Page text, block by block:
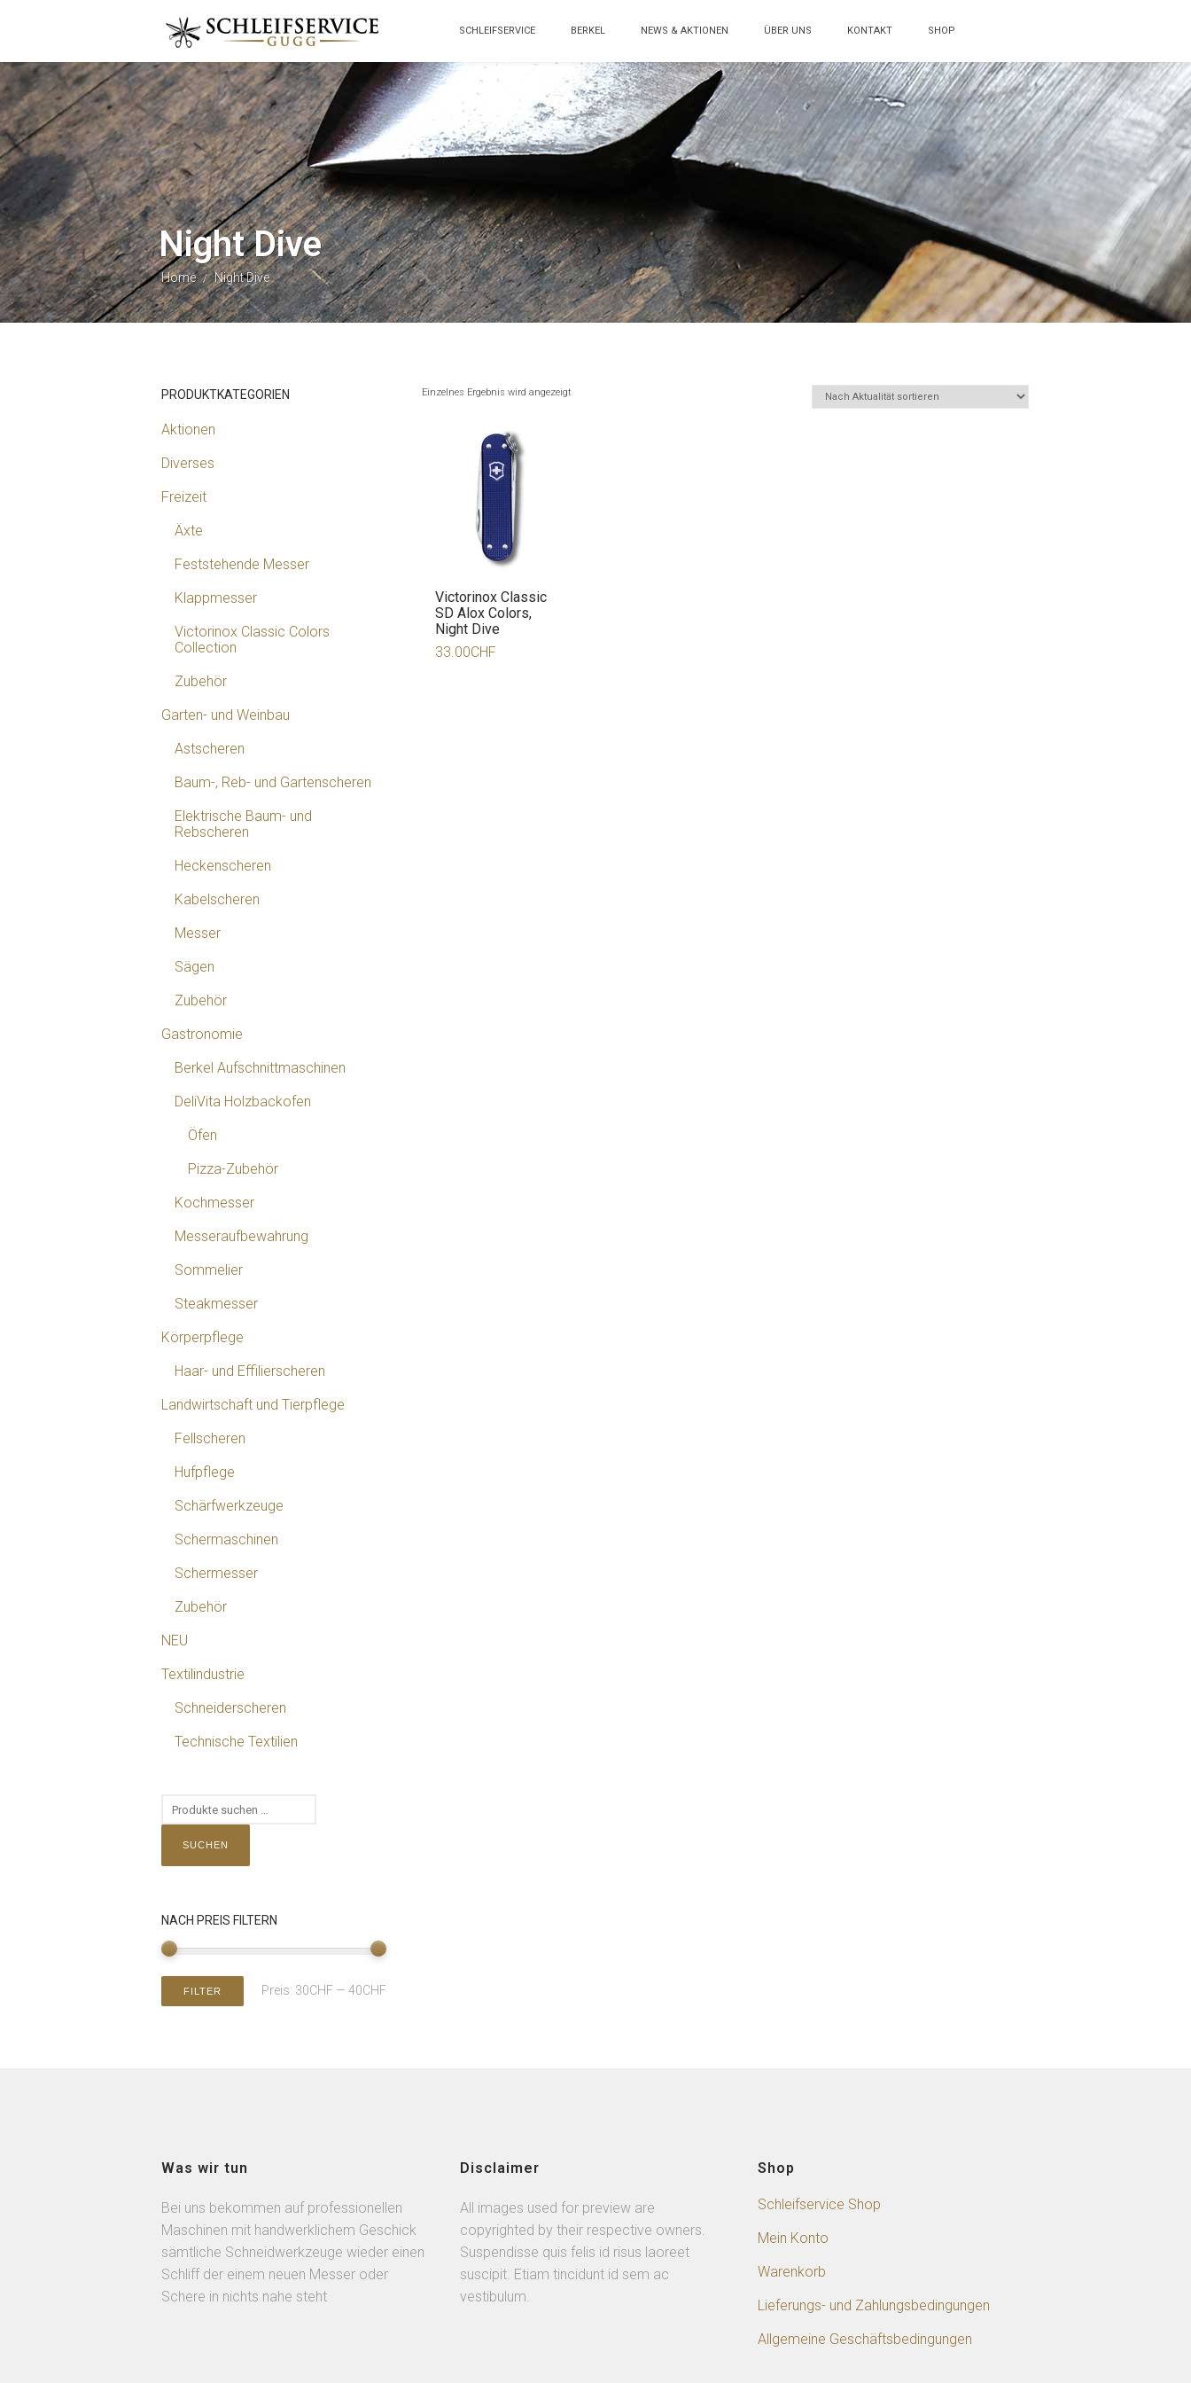
SCHLEIFSERVICE BERKEL NEWS & AKTIONEN ÜBER UNS KONTAKT SHOP
Night Dive
Home / Night Dive
Einzelnes Ergebnis wird angezeigt
Victorinox Classic
SD Alox Colors,
Night Dive
33.00CHF
PRODUKTKATEGORIEN
Aktionen
Diverses
Freizeit
Äxte
Feststehende Messer
Klappmesser
Victorinox Classic Colors
Collection
Zubehör
Garten- und Weinbau
Astscheren
Baum-, Reb- und Gartenscheren
Elektrische Baum- und
Rebscheren
Heckenscheren
Kabelscheren
Messer
Sägen
Zubehör
Gastronomie
Berkel Aufschnittmaschinen
DeliVita Holzbackofen
Öfen
Pizza-Zubehör
Kochmesser
Messeraufbewahrung
Sommelier
Steakmesser
Körperpflege
Haar- und Effilierscheren
Landwirtschaft und Tierpflege
Fellscheren
Hufpflege
Schärfwerkzeuge
Schermaschinen
Schermesser
Zubehör
NEU
Textilindustrie
Schneiderscheren
Technische Textilien
SUCHEN
NACH PREIS FILTERN
FILTER Preis: 30CHF — 40CHF
Was wir tun
Bei uns bekommen auf professionellen
Maschinen mit handwerklichem Geschick
sämtliche Schneidwerkzeuge wieder einen
Schliff der einem neuen Messer oder
Schere in nichts nahe steht
Disclaimer
All images used for preview are
copyrighted by their respective owners.
Suspendisse quis felis id risus laoreet
suscipit. Etiam tincidunt id sem ac
vestibulum.
Shop
Schleifservice Shop
Mein Konto
Warenkorb
Lieferungs- und Zahlungsbedingungen
Allgemeine Geschäftsbedingungen